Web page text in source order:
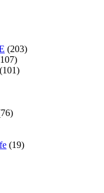
(203)
(101)
(19)